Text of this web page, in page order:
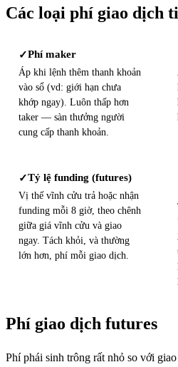
Các loại phí giao dịch
✓Phí maker
Áp khi lệnh thêm thanh khoản
vào sổ (vd: giới hạn chưa
khớp ngay). Luôn thấp hơn
taker — sàn thưởng người
cung cấp thanh khoản.
✓Tỷ lệ funding (futures)
Vị thế vĩnh cửu trả hoặc nhận
funding mỗi 8 giờ, theo chênh
giữa giá vĩnh cửu và giao
ngay. Tách khỏi, và thường
lớn hơn, phí mỗi giao dịch.
Phí giao dịch futures
Phí phái sinh trông rất nhỏ so với